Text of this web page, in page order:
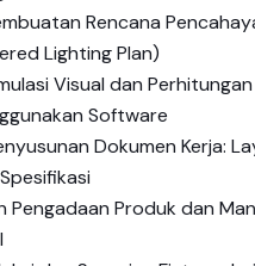
Rencana
Lighting Plan)
Visual dan
Software
Dokumen Kerja:
Pengadaan Produk dan